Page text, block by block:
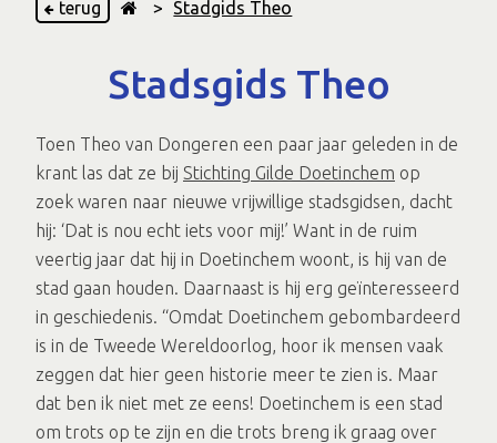
terug > Stadgids Theo
Stadsgids Theo
Toen Theo van Dongeren een paar jaar geleden in de
krant las dat ze bij Stichting Gilde Doetinchem op
zoek waren naar nieuwe vrijwillige stadsgidsen, dacht
hij: ‘Dat is nou echt iets voor mij!’ Want in de ruim
veertig jaar dat hij in Doetinchem woont, is hij van de
stad gaan houden. Daarnaast is hij erg geïnteresseerd
in geschiedenis. “Omdat Doetinchem gebombardeerd
is in de Tweede Wereldoorlog, hoor ik mensen vaak
zeggen dat hier geen historie meer te zien is. Maar
dat ben ik niet met ze eens! Doetinchem is een stad
om trots op te zijn en die trots breng ik graag over